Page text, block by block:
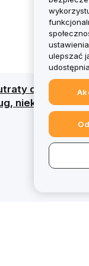
całego
niektóre
ulepszać